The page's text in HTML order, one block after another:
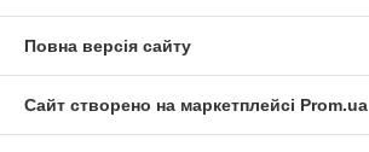
Повна версія сайту
Сайт створено на маркетплейсі Prom.ua